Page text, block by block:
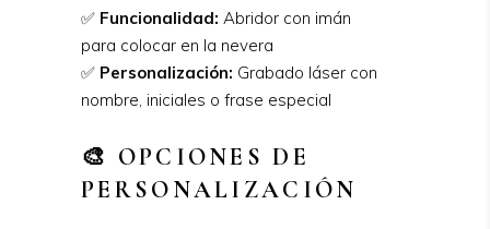
✅ Funcionalidad: Abridor con imán
para colocar en la nevera
✅ Personalización: Grabado láser con
nombre, iniciales o frase especial
🎨 OPCIONES DE
PERSONALIZACIÓN